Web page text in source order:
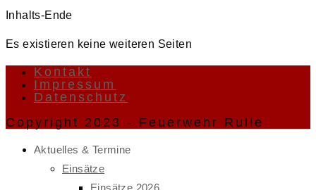
Inhalts-Ende
Es existieren keine weiteren Seiten
Kontakt
Impressum
Datenschutz
Copyright 2023 - Feuerwehr Rulle
Aktuelles & Termine
Einsätze
Einsätze 2026